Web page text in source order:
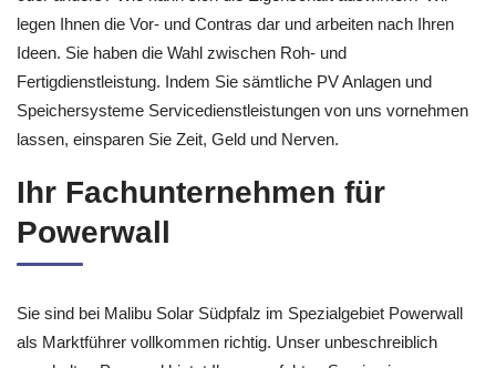
legen Ihnen die Vor- und Contras dar und arbeiten nach Ihren
Ideen. Sie haben die Wahl zwischen Roh- und
Fertigdienstleistung. Indem Sie sämtliche PV Anlagen und
Speichersysteme Servicedienstleistungen von uns vornehmen
lassen, einsparen Sie Zeit, Geld und Nerven.
Ihr Fachunternehmen für
Powerwall
Sie sind bei Malibu Solar Südpfalz im Spezialgebiet Powerwall
als Marktführer vollkommen richtig. Unser unbeschreiblich